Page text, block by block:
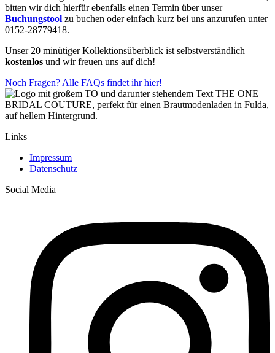
bitten wir dich hierfür ebenfalls einen Termin über unser
Buchungstool zu buchen oder einfach kurz bei uns anzurufen unter
0152-28779418.
Unser 20 minütiger Kollektionsüberblick ist selbstverständlich
kostenlos und wir freuen uns auf dich!
Noch Fragen? Alle FAQs findet ihr hier!
Links
Impressum
Datenschutz
Social Media